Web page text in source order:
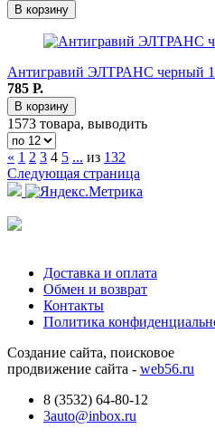
В корзину
Антигравий ЭЛТРАНС черный
785 Р.
В корзину
1573 товара, выводить
« 1 2 3 4 5 ... из 132
Следующая страница
Доставка и оплата
Обмен и возврат
Контакты
Политика
Создание сайта, поисковое
продвижение сайта - web56.ru
8 (3532) 64-80-12
3auto@inbox.ru